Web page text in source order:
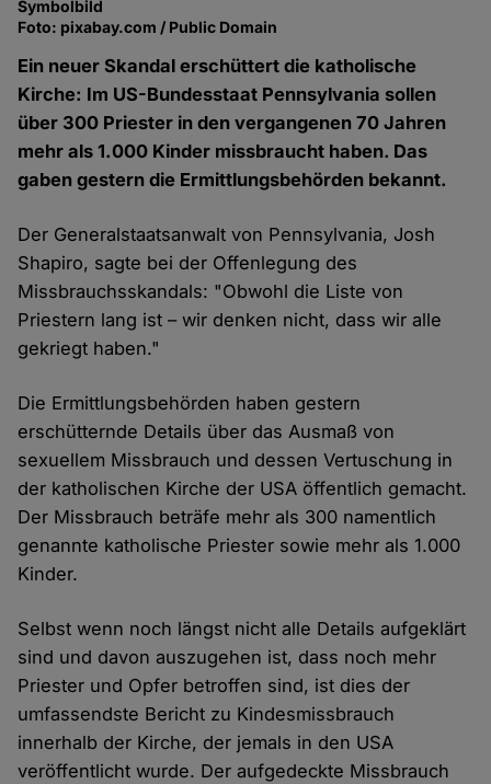
Symbolbild
Foto: pixabay.com / Public Domain
Ein neuer Skandal erschüttert die katholische
Kirche: Im US-Bundesstaat Pennsylvania sollen
über 300 Priester in den vergangenen 70 Jahren
mehr als 1.000 Kinder missbraucht haben. Das
gaben gestern die Ermittlungsbehörden bekannt.
Der Generalstaatsanwalt von Pennsylvania, Josh
Shapiro, sagte bei der Offenlegung des
Missbrauchsskandals: "Obwohl die Liste von
Priestern lang ist – wir denken nicht, dass wir alle
gekriegt haben."
Die Ermittlungsbehörden haben gestern
erschütternde Details über das Ausmaß von
sexuellem Missbrauch und dessen Vertuschung in
der katholischen Kirche der USA öffentlich gemacht.
Der Missbrauch beträfe mehr als 300 namentlich
genannte katholische Priester sowie mehr als 1.000
Kinder.
Selbst wenn noch längst nicht alle Details aufgeklärt
sind und davon auszugehen ist, dass noch mehr
Priester und Opfer betroffen sind, ist dies der
umfassendste Bericht zu Kindesmissbrauch
innerhalb der Kirche, der jemals in den USA
veröffentlicht wurde. Der aufgedeckte Missbrauch